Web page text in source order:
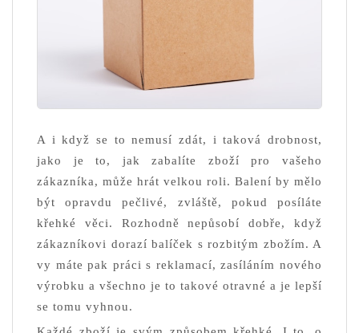
A i když se to nemusí zdát, i taková drobnost,
jako je to, jak zabalíte zboží pro vašeho
zákazníka, může hrát velkou roli. Balení by mělo
být opravdu pečlivé, zvláště, pokud posíláte
křehké věci. Rozhodně nepůsobí dobře, když
zákazníkovi dorazí balíček s rozbitým zbožím. A
vy máte pak práci s reklamací, zasíláním nového
výrobku a všechno je to takové otravné a je lepší
se tomu vyhnou.